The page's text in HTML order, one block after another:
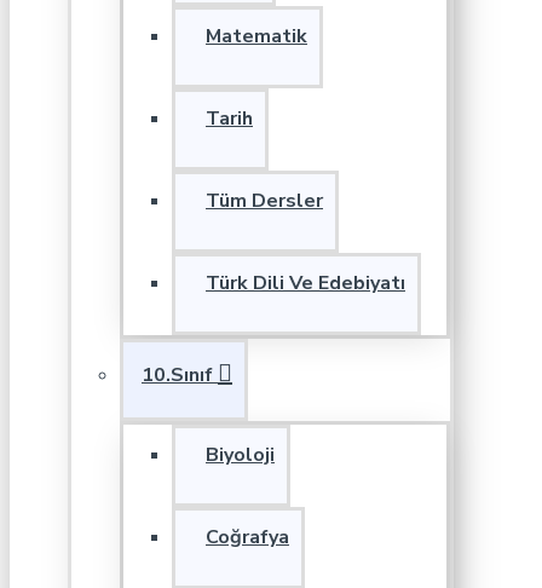
Matematik
Tarih
Tüm Dersler
Türk Dili Ve Edebiyatı
10.Sınıf
Biyoloji
Coğrafya